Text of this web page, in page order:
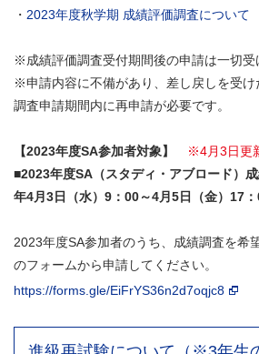
・ 2023年度秋学期 成績評価調査について
※成績評価調査受付期間後の申請は一切受
※申請内容に不備があり、差し戻しを受け
調査申請期間内に再申請が必要です。
【2023年度SA参加者対象】
※4月3日更
■2023年度SA（スタディ・アブロード）
年4月3日（水）9：00～4月5日（金）17
2023年度SA参加者のうち、成績調査を希
のフォームから申請してください。
https://forms.gle/EiFrYS36n2d7oqjc8